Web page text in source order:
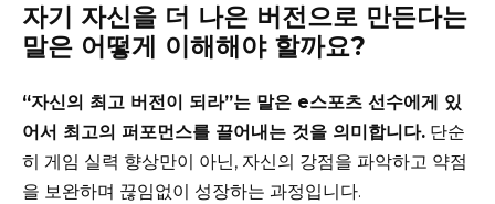
자기 자신을 더 나은 버전으로 만든다는
말은 어떻게 이해해야 할까요?
“자신의 최고 버전이 되라”는 말은 e스포츠 선수에게 있
어서 최고의 퍼포먼스를 끌어내는 것을 의미합니다. 단순
히 게임 실력 향상만이 아닌, 자신의 강점을 파악하고 약점
을 보완하며 끊임없이 성장하는 과정입니다.